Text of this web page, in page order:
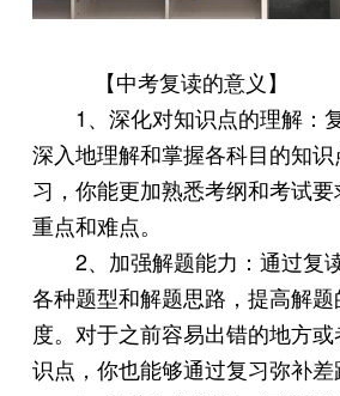
【中考复读的意义】
1、深化对知识点的理解：
深入地理解和掌握各科目的知
习，你能更加熟悉考纲和考试
重点和难点。
2、加强解题能力：通过复
各种题型和解题思路，提高解
度。对于之前容易出错的地方
识点，你也能够通过复习弥补差